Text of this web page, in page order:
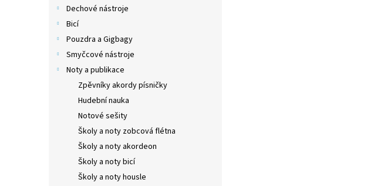
Dechové nástroje
Bicí
Pouzdra a Gigbagy
Smyčcové nástroje
Noty a publikace
Zpěvníky akordy písničky
Hudební nauka
Notové sešity
Školy a noty zobcová flétna
Školy a noty akordeon
Školy a noty bicí
Školy a noty housle